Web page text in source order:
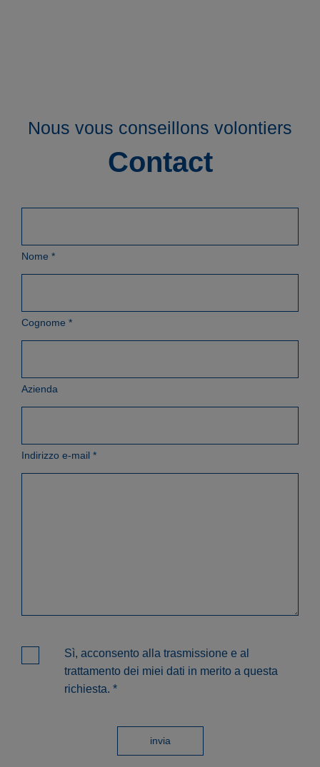
Nous vous conseillons volontiers
Contact
Nome *
Cognome *
Azienda
Indirizzo e-mail *
Sì, acconsento alla trasmissione e al
trattamento dei miei dati in merito a questa
richiesta. *
invia